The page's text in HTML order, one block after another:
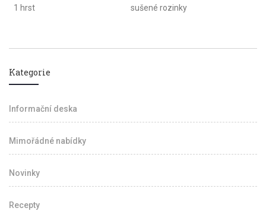
1 hrst sušené rozinky
Kategorie
Informační deska
Mimořádné nabídky
Novinky
Recepty